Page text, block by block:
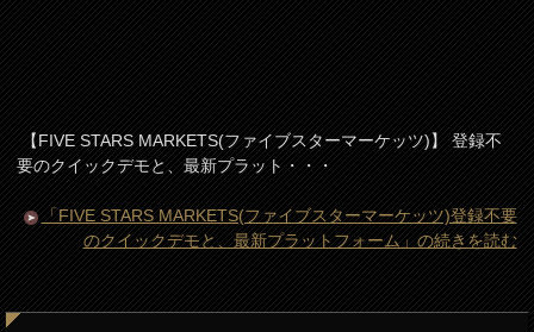
【FIVE STARS MARKETS(ファイブスターマーケッツ)】 登録不
要のクイックデモと、最新プラット・・・
「FIVE STARS MARKETS(ファイブスターマーケッツ)登録不要
のクイックデモと、最新プラットフォーム」の続きを読む